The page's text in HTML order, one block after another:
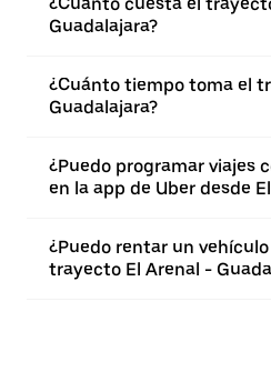
Guadalajara?
¿Cuánto tiempo toma el
Guadalajara?
¿Puedo programar viajes
en la app de Uber desde
¿Puedo rentar un
trayecto El Arenal -